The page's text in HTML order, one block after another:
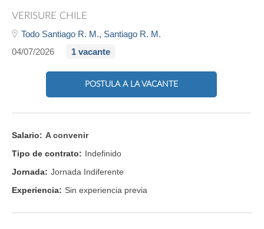
VERISURE CHILE
Todo Santiago R. M., Santiago R. M.
04/07/2026
1 vacante
POSTULA A LA VACANTE
Salario: A convenir
Tipo de contrato: Indefinido
Jornada: Jornada Indiferente
Experiencia: Sin experiencia previa